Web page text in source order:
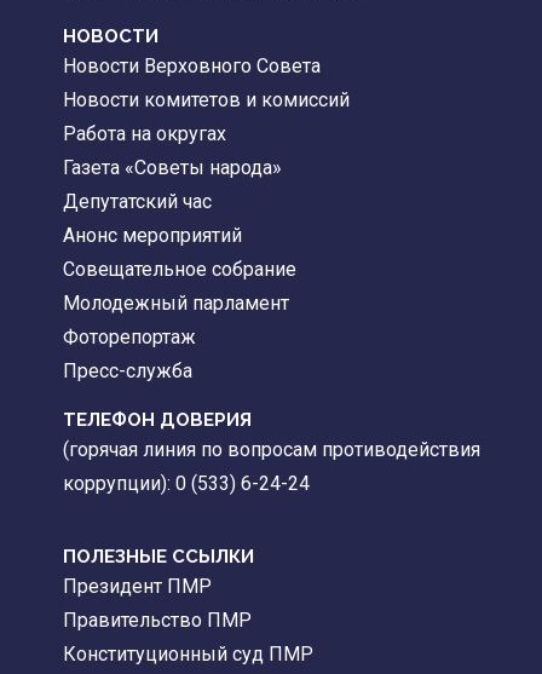
НОВОСТИ
Новости Верховного Совета
Новости комитетов и комиссий
Работа на округах
Газета «Советы народа»
Депутатский час
Анонс мероприятий
Совещательное собрание
Молодежный парламент
Фоторепортаж
Пресс-служба
ТЕЛЕФОН ДОВЕРИЯ
(горячая линия по вопросам противодействия
коррупции): 0 (533) 6-24-24
ПОЛЕЗНЫЕ ССЫЛКИ
Президент ПМР
Правительство ПМР
Конституционный суд ПМР